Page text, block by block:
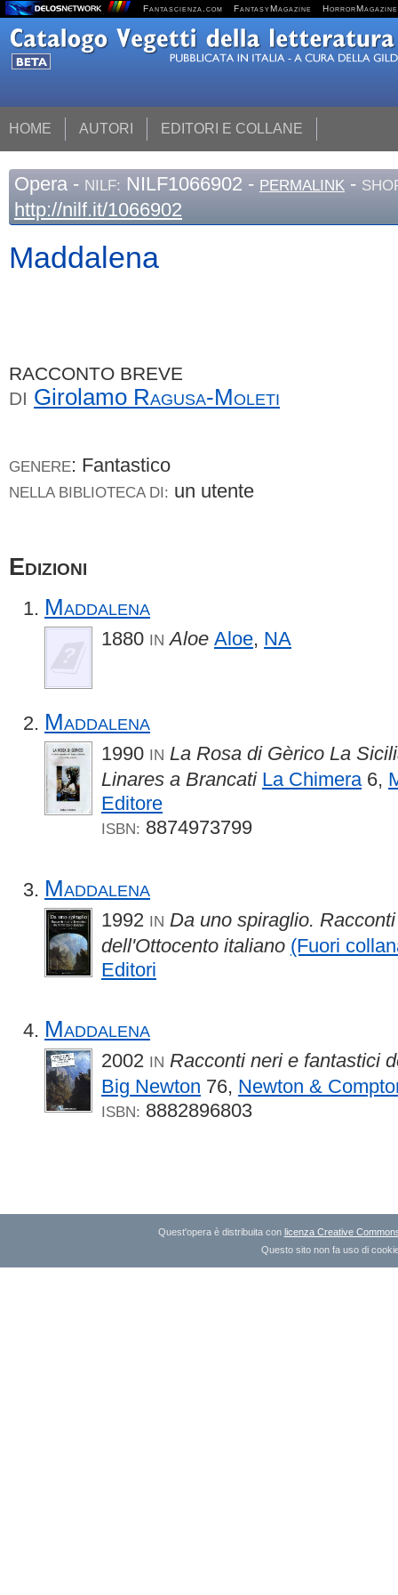
Fantascienza.com FantasyMagazine HorrorMagazine
HOME AUTORI EDITORI E COLLANE
Opera - NILF: NILF1066902 - PERMALINK -
http://nilf.it/1066902
Maddalena
RACCONTO BREVE
DI Girolamo Ragusa-Moleti
GENERE: Fantastico
NELLA BIBLIOTECA DI: un utente
Edizioni
Maddalena
1880 IN Aloe Aloe, NA
Maddalena
1990 IN La Rosa di Gèrico La
Linares a Brancati La Chimera 6,
Editore
ISBN: 8874973799
Maddalena
1992 IN Da uno spiraglio.
dell'Ottocento italiano (Fuori
Editori
Maddalena
2002 IN Racconti neri e fantastici
Big Newton 76, Newton &
ISBN: 8882896803
Quest'opera è distribuita con licenza Creative
Questo sito non fa uso di